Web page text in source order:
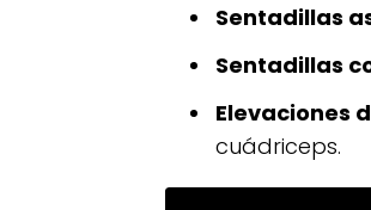
Sentadillas
Sentadillas
Elevaciones
cuádriceps.